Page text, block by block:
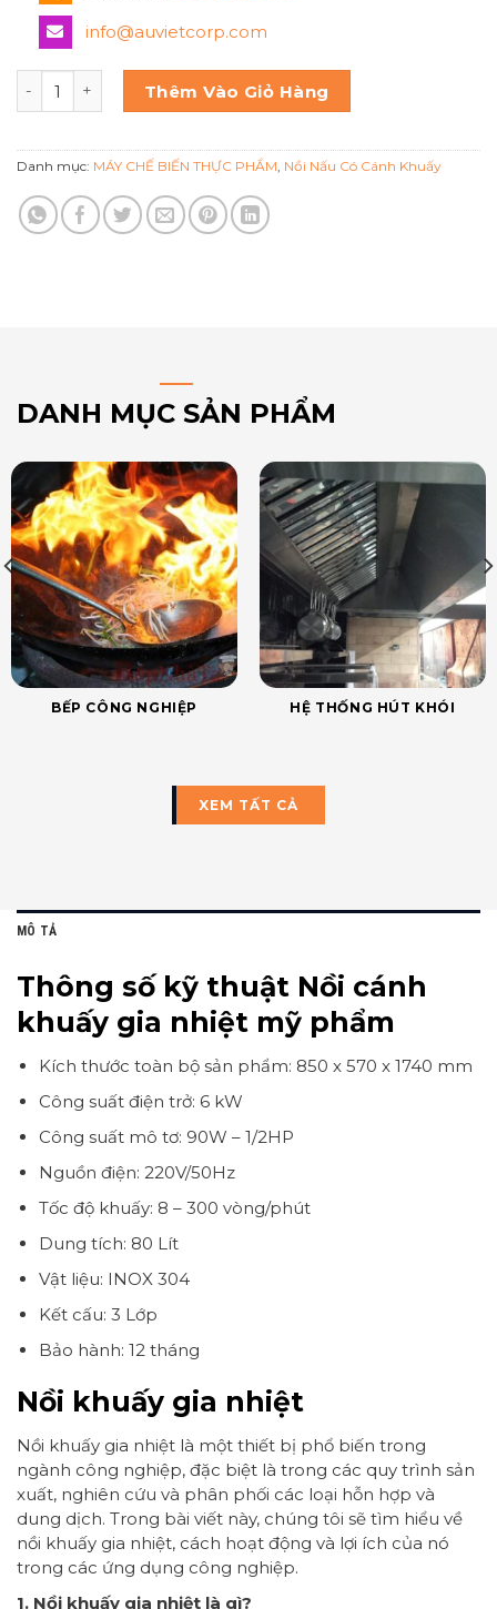
info@auvietcorp.com
Nồi cánh khuấy gia nhiệt mỹ phẩm số lượng
Thêm Vào Giỏ Hàng
Danh mục: MÁY CHẾ BIẾN THỰC PHẨM, Nồi Nấu Có Cánh Khuấy
DANH MỤC SẢN PHẨM
BẾP CÔNG NGHIỆP HỆ THỐNG HÚT KHÓI
XEM TẤT CẢ
MÔ TẢ
Thông số kỹ thuật Nồi cánh
khuấy gia nhiệt mỹ phẩm
Kích thước toàn bộ sản phẩm: 850 x 570 x 1740 mm
Công suất điện trở: 6 kW
Công suất mô tơ: 90W – 1/2HP
Nguồn điện: 220V/50Hz
Tốc độ khuấy: 8 – 300 vòng/phút
Dung tích: 80 Lít
Vật liệu: INOX 304
Kết cấu: 3 Lớp
Bảo hành: 12 tháng
Nồi khuấy gia nhiệt
Nồi khuấy gia nhiệt là một thiết bị phổ biến trong
ngành công nghiệp, đặc biệt là trong các quy trình sản
xuất, nghiên cứu và phân phối các loại hỗn hợp và
dung dịch. Trong bài viết này, chúng tôi sẽ tìm hiểu về
nồi khuấy gia nhiệt, cách hoạt động và lợi ích của nó
trong các ứng dụng công nghiệp.
1. Nồi khuấy gia nhiệt là gì?